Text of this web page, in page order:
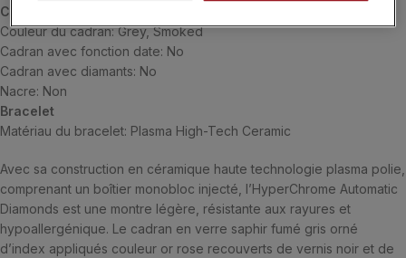
Cadran
Couleur du cadran: Grey, Smoked
Cadran avec fonction date: No
Cadran avec diamants: No
Nacre: Non
Bracelet
Matériau du bracelet: Plasma High-Tech Ceramic
Avec sa construction en céramique haute technologie plasma polie,
comprenant un boîtier monobloc injecté, l’HyperChrome Automatic
Diamonds est une montre légère, résistante aux rayures et
hypoallergénique. Le cadran en verre saphir fumé gris orné
d’index appliqués couleur or rose recouverts de vernis noir et de